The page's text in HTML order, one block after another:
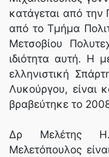
κατάγεται από
από το Τμήμα
Μετσοβίου
ιδιότητα αυτή. Η
ελληνιστική
Λυκούργου, είναι
βραβεύτηκε το
Δρ Μελέτης
Μελετόπουλος